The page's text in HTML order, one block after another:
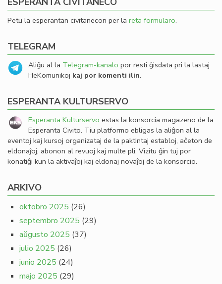
Petu la esperantan civitanecon per la reta formularo.
TELEGRAM
Aliĝu al la Telegram-kanalo por resti ĝisdata pri la lastaj
HeKomunikoj kaj por komenti ilin.
ESPERANTA KULTURSERVO
Esperanta Kulturservo estas la konsorcia magazeno de la
Esperanta Civito. Tiu platformo ebligas la aliĝon al la
eventoj kaj kursoj organizataj de la paktintaj establoj, aĉeton de
eldonaĵoj, abonon al revuoj kaj multe pli. Vizitu ĝin tuj por
konatiĝi kun la aktivaĵoj kaj eldonaj novaĵoj de la konsorcio.
ARKIVO
oktobro 2025 (26)
septembro 2025 (29)
aŭgusto 2025 (37)
julio 2025 (26)
junio 2025 (24)
majo 2025 (29)